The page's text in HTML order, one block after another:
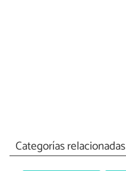
Categorías relacionadas